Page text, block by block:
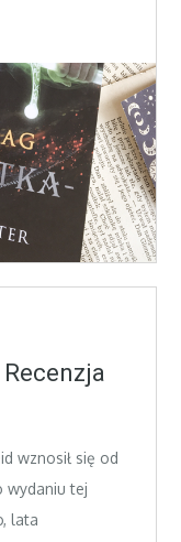
wznosił się od
wydaniu tej
lata